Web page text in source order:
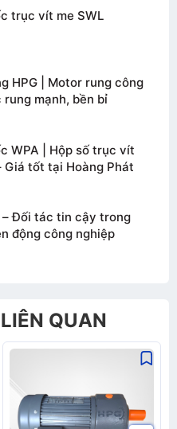
trục vít me SWL
HPG | Motor rung công
rung mạnh, bền bỉ
WPA | Hộp số trục vít
Giá tốt tại Hoàng Phát
– Đối tác tin cậy trong
động công nghiệp
QUAN